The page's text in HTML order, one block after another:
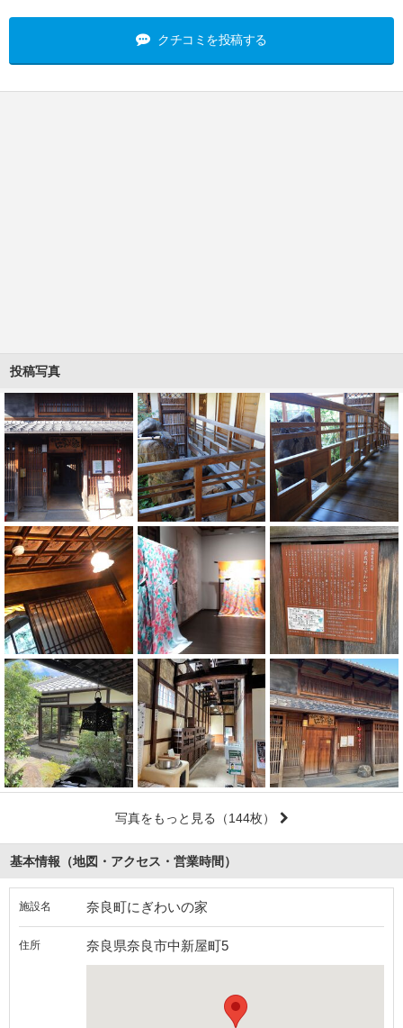
クチコミを投稿する
投稿写真
写真をもっと見る （144枚）
基本情報（地図・アクセス・営業時間）
施設名 奈良町にぎわいの家
住所 奈良県奈良市中新屋町5